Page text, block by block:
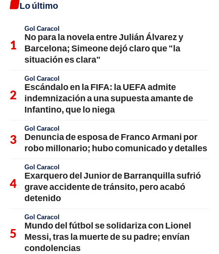
Lo último
Gol Caracol
No para la novela entre Julián Álvarez y
Barcelona; Simeone dejó claro que "la
situación es clara"
Gol Caracol
Escándalo en la FIFA: la UEFA admite
indemnización a una supuesta amante de
Infantino, que lo niega
Gol Caracol
Denuncia de esposa de Franco Armani por
robo millonario; hubo comunicado y detalles
Gol Caracol
Exarquero del Junior de Barranquilla sufrió
grave accidente de tránsito, pero acabó
detenido
Gol Caracol
Mundo del fútbol se solidariza con Lionel
Messi, tras la muerte de su padre; envían
condolencias